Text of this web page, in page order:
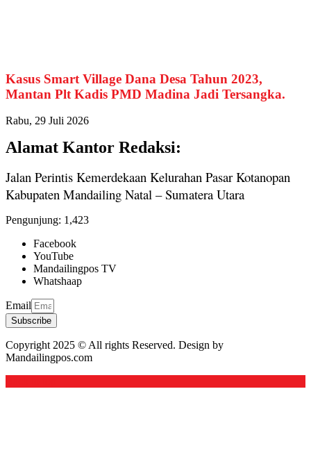
Kasus Smart Village Dana Desa Tahun 2023,
Mantan Plt Kadis PMD Madina Jadi Tersangka.
Rabu, 29 Juli 2026
Alamat Kantor Redaksi:
Jalan Perintis Kemerdekaan Kelurahan Pasar Kotanopan
Kabupaten Mandailing Natal – Sumatera Utara
Pengunjung: 1,423
Facebook
YouTube
Mandailingpos TV
Whatshaap
Email
Subscribe
Copyright 2025 © All rights Reserved. Design by
Mandailingpos.com